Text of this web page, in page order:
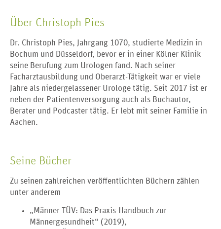
Über Christoph Pies
Dr. Christoph Pies, Jahrgang 1070, studierte Medizin in
Bochum und Düsseldorf, bevor er in einer Kölner Klinik
seine Berufung zum Urologen fand. Nach seiner
Facharztausbildung und Oberarzt-Tätigkeit war er viele
Jahre als niedergelassener Urologe tätig. Seit 2017 ist er
neben der Patientenversorgung auch als Buchautor,
Berater und Podcaster tätig. Er lebt mit seiner Familie in
Aachen.
Seine Bücher
Zu seinen zahlreichen veröffentlichten Büchern zählen
unter anderem
„Männer TÜV: Das Praxis-Handbuch zur
Männergesundheit“ (2019),